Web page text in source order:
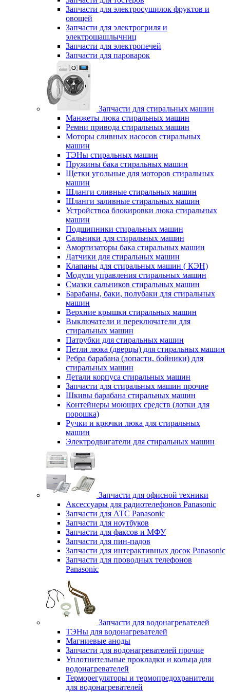
Запчасти для электросушилок фруктов и
овощей
Запчасти для электрогриля и
электрошашлычниц
Запчасти для электропечей
Запчасти для пароварок
Запчасти для стиральных машин
Манжеты люка стиральных машин
Ремни привода стиральных машин
Моторы сливных насосов стиральных
машин
ТЭНы стиральных машин
Пружины бака стиральных машин
Щетки угольные для моторов стиральных
машин
Шланги сливные стиральных машин
Шланги заливные стиральных машин
Устройствоа блокировки люка стиральных
машин
Подшипники стиральных машин
Сальники для стиральных машин
Амортизаторы бака стиральных машин
Датчики для стиральных машин
Клапаны для стиральных машин ( КЭН)
Модули управления стиральных машин
Смазки сальников стиральных машин
Барабаны, баки, полубаки для стиральных
машин
Верхние крышки стиральных машин
Выключатели и переключатели для
стиральных машин
Патрубки для стиральных машин
Петли люка (дверцы) для стиральных машин
Ребра барабана (лопасти, бойники) для
стиральных машин
Детали корпуса стиральных машин
Запчасти для стиральных машин прочие
Шкивы барабана стиральных машин
Контейнеры моющих средств (лотки для
порошка)
Ручки и крючки люка для стиральных
машин
Электродвигатели для стиральных машин
Запчасти для офисной техники
Аксессуары для радиотелефонов Panasonic
Запчасти для АТС Panasonic
Запчасти для ноутбуков
Запчасти для факсов и МФУ
Запчасти для пин-падов
Запчасти для интерактивных досок Panasonic
Запчасти для проводных телефонов
Panasonic
Запчасти для водонагревателей
ТЭНы для водонагревателей
Магниевые аноды
Запчасти для водонагревателей прочие
Уплотнительные прокладки и кольца для
водонагревателей
Терморегуляторы и термопредохранители
для водонагревателей